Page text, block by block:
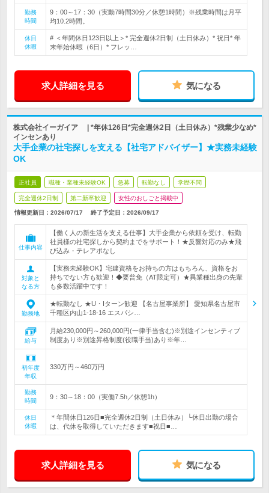
勤務
時間
9：00～17：30（実動7時間30分／休憩1時間）※残業時間は月平
均10.2時間。
休日
休暇
# ＜年間休日123日以上＞* 完全週休2日制（土日休み）* 祝日* 年
末年始休暇（6日）* フレッ…
求人詳細を見る 気になる
株式会社イーガイア | *年休126日*完全週休2日（土日休み）*残業少なめ*
インセンあり
大手企業の社宅探しを支える【社宅アドバイザー】★実務未経験
OK
正社員 職種・業種未経験OK 急募 転勤なし 学歴不問
完全週休2日制 第二新卒歓迎 女性のおしごと掲載中
情報更新日：2026/07/17 終了予定日： 2026/09/17
仕事内容
【働く人の新生活を支える仕事】大手企業から依頼を受け、転勤
社員様の社宅探しから契約までをサポート！★反響対応のみ★飛
び込み・テレアポなし
対象と
なる方
【実務未経験OK】宅建資格をお持ちの方はもちろん、資格をお
持ちでない方も歓迎！◆要普免（AT限定可）★異業種出身の先輩
も多数活躍中です！
勤務地
★転勤なし ★U・Iターン歓迎 【名古屋事業所】 愛知県名古屋市
千種区内山1-18-16 エスパシ…
給与
月給230,000円～260,000円(一律手当含む)※別途インセンティブ
制度あり※別途昇格制度(役職手当)あり※年…
初年度
年収
330万円～460万円
勤務
時間
9：30～18：00（実働7.5h／休憩1h）
休日
休暇
＊年間休日126日■完全週休2日制（土日休み）└休日出勤の場合
は、代休を取得していただきます■祝日■…
求人詳細を見る 気になる